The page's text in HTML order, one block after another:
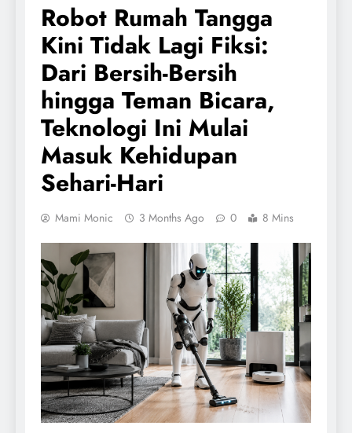
Robot Rumah Tangga
Kini Tidak Lagi Fiksi:
Dari Bersih-Bersih
hingga Teman Bicara,
Teknologi Ini Mulai
Masuk Kehidupan
Sehari-Hari
Mami Monic 3 Months Ago 0 8 Mins